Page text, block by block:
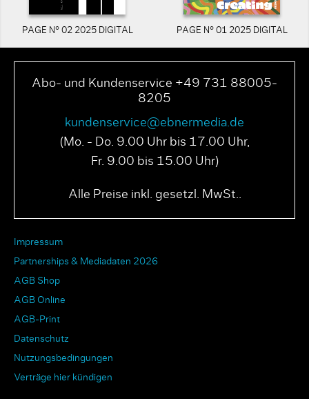
PAGE N° 02 2025 DIGITAL PAGE N° 01 2025 DIGITAL
Abo- und Kundenservice +49 731 88005-
8205
kundenservice@ebnermedia.de
(Mo. - Do. 9.00 Uhr bis 17.00 Uhr,
Fr. 9.00 bis 15.00 Uhr)
Alle Preise inkl. gesetzl. MwSt..
Impressum
Partnerships & Mediadaten 2026
AGB Shop
AGB Online
AGB-Print
Datenschutz
Nutzungsbedingungen
Verträge hier kündigen